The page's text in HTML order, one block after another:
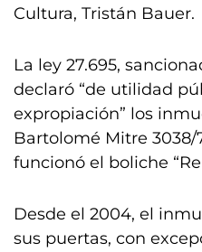
Cultura, Tristán Bauer.
La ley 27.695,
declaró “de utilidad
expropiación” los
Bartolomé Mitre 3038/
funcionó el boliche
Desde el 2004, el
sus puertas, con